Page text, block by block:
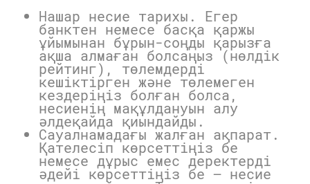
Нашар несие тарихы. Егер
банктен немесе басқа қаржы
ұйымынан бұрын-соңды қарызға
ақша алмаған болсаңыз (нөлдік
рейтинг), төлемдерді
кешіктірген және төлемеген
кездеріңіз болған болса,
несиенің мақұлдануын алу
әлдеқайда қиындайды.
Сауалнамадағы жалған ақпарат.
Қателесіп көрсеттіңіз бе
немесе дұрыс емес деректерді
әдейі көрсеттіңіз бе — несие